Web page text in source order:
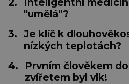
"umělá"?
3. Je klíč k
nízkých teplotách?
4.
Prvním člověkem
zvířetem byl vlk!